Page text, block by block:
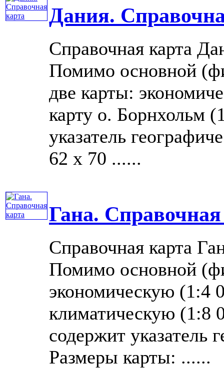
Дания.
Справочная карта
Помимо основной
две карты:
карту о. Борнхольм
указатель
62 x 70 ......
Гана.
Справочная карта
Помимо основной
экономическую (1:4
климатическую (1:8
содержит указатель
Размеры карты: ......